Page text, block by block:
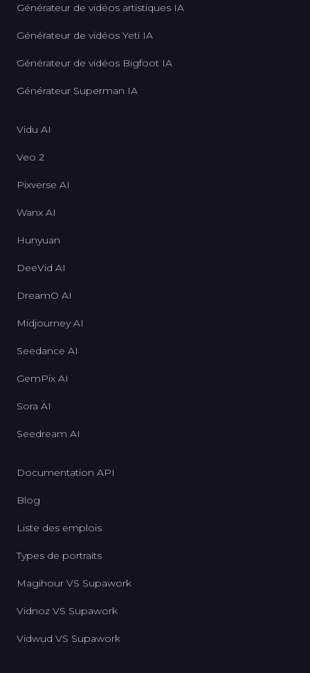
Générateur de vidéos artistiques IA
Générateur de vidéos Yeti IA
Générateur de vidéos Bigfoot IA
Générateur Superman IA
Vidu AI
Veo 2
Pixverse AI
Wanx AI
Hunyuan
DeeVid AI
DreamO AI
Midjourney AI
Seedance AI
GemPix AI
Sora AI
Seedream AI
Documentation API
Blog
Liste des emplois
Types de portraits
Magihour VS Supawork
Vidnoz VS Supawork
Vidwud VS Supawork